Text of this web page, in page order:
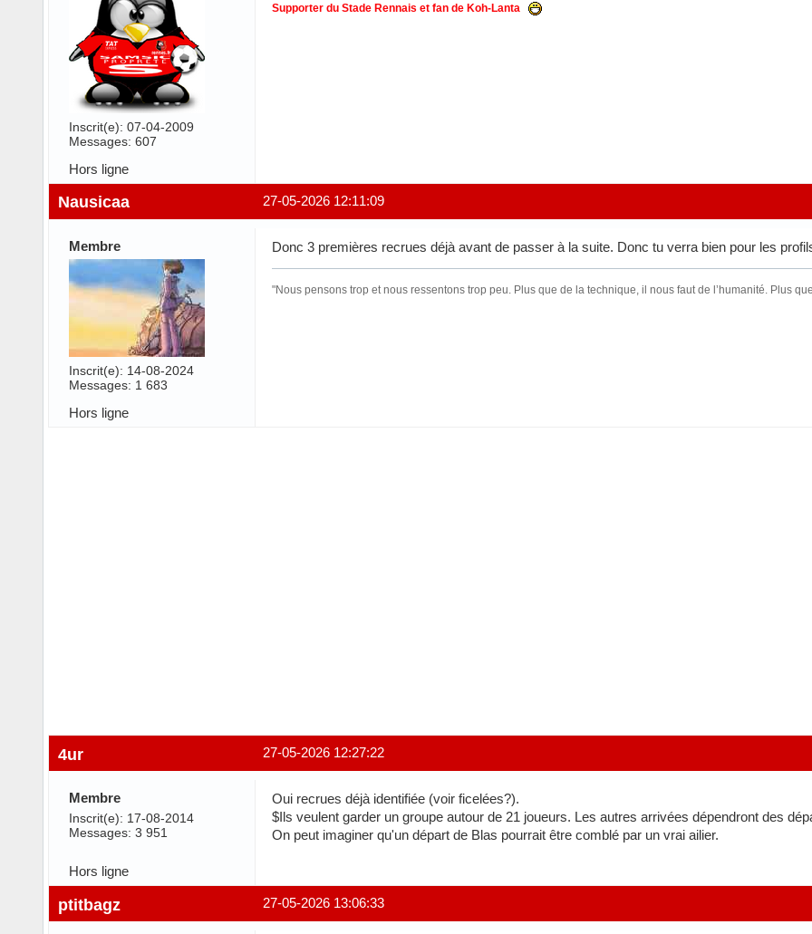
Inscrit(e): 07-04-2009
Messages: 607
Supporter du Stade Rennais et fan de Koh-Lanta
Hors ligne
27-05-2026 12:11:09
Nausicaa
Membre
Inscrit(e): 14-08-2024
Messages: 1 683
Donc 3 premières recrues déjà avant de passer à la suite. Donc tu verra bien pour les
"Nous pensons trop et nous ressentons trop peu. Plus que de la technique, il nous faut de l’humanité. Plus
Hors ligne
27-05-2026 12:27:22
4ur
Membre
Inscrit(e): 17-08-2014
Messages: 3 951
Oui recrues déjà identifiée (voir ficelées?).
$Ils veulent garder un groupe autour de 21 joueurs. Les autres arrivées dépendront des
On peut imaginer qu'un départ de Blas pourrait être comblé par un vrai ailier.
Hors ligne
27-05-2026 13:06:33
ptitbagz